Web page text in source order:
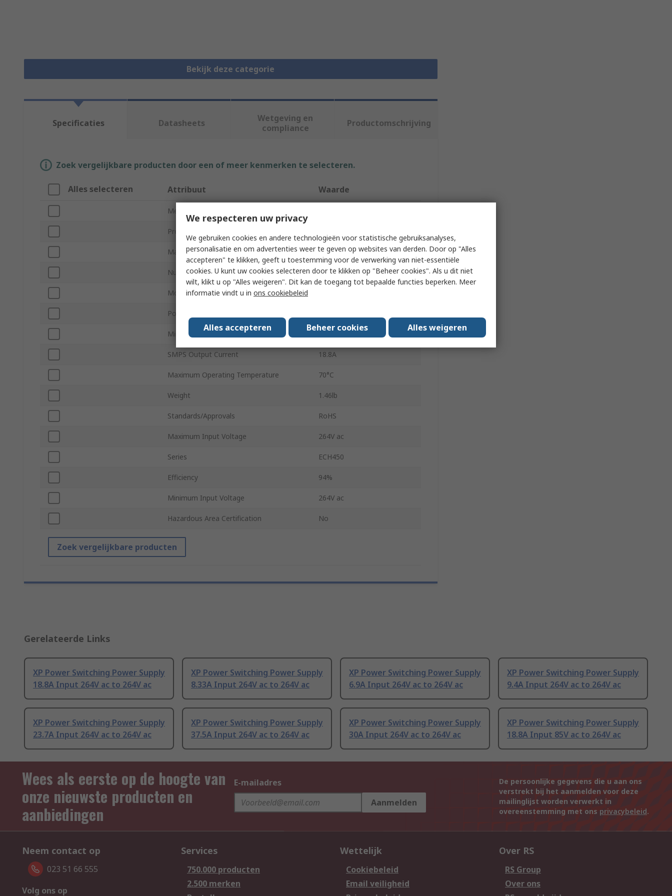
Bekijk deze categorie
Specificaties Datasheets
Wetgeving en
compliance
Productomschrijving
Zoek vergelijkbare producten door een of meer kenmerken te selecteren.
Alles selecteren Attribuut Waarde
Merk
Product Type
Maximum Output Voltage 24V dc
Number of Outputs 1
Mount Type
Power
Minimum Operating Temperature
SMPS Output Current 18.8A
Maximum Operating Temperature 70°C
Weight 1.46lb
Standards/Approvals RoHS
Maximum Input Voltage 264V ac
Series ECH450
Efficiency 94%
Minimum Input Voltage 264V ac
Hazardous Area Certification No
Zoek vergelijkbare producten
Gerelateerde Links
XP Power Switching Power Supply
18.8A Input 264V ac to 264V ac
XP Power Switching Power Supply
8.33A Input 264V ac to 264V ac
XP Power Switching Power Supply
6.9A Input 264V ac to 264V ac
XP Power Switching Power Supply
9.4A Input 264V ac to 264V ac
XP Power Switching Power Supply
23.7A Input 264V ac to 264V ac
XP Power Switching Power Supply
37.5A Input 264V ac to 264V ac
XP Power Switching Power Supply
30A Input 264V ac to 264V ac
XP Power Switching Power Supply
18.8A Input 85V ac to 264V ac
Wees als eerste op de hoogte van
onze nieuwste producten en
aanbiedingen
E-mailadres
Aanmelden
De persoonlijke gegevens die u aan ons
verstrekt bij het aanmelden voor deze
mailinglijst worden verwerkt in
overeenstemming met ons privacybeleid.
Neem contact op
023 51 66 555
Volg ons op
Services
750.000 producten
2.500 merken
Wettelijk
Cookiebeleid
Email veiligheid
Over RS
RS Group
Over ons
We respecteren uw privacy
We gebruiken cookies en andere technologieën voor statistische gebruiksanalyses,
personalisatie en om advertenties weer te geven op websites van derden. Door op "Alles
accepteren" te klikken, geeft u toestemming voor de verwerking van niet-essentiële
cookies. U kunt uw cookies selecteren door te klikken op "Beheer cookies". Als u dit niet
wilt, klikt u op "Alles weigeren". Dit kan de toegang tot bepaalde functies beperken. Meer
informatie vindt u in ons cookiebeleid
Alles accepteren Beheer cookies Alles weigeren